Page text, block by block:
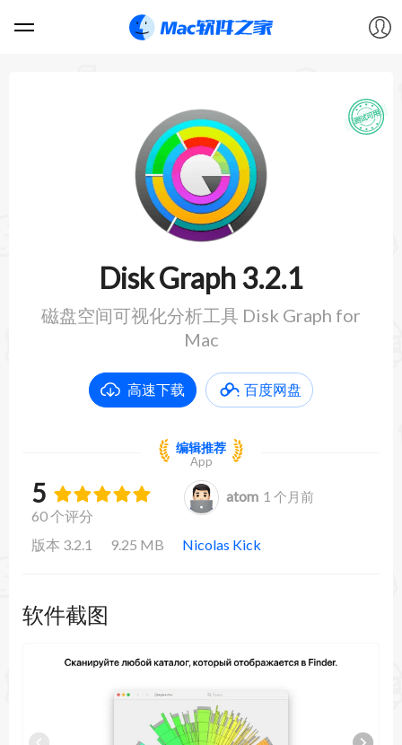
Disk Graph 3.2.1
磁盘空间可视化分析工具 Disk Graph for
Mac
高速下载 百度网盘
编辑推荐
App
5
60 个评分
atom 1 个月前
版本 3.2.1 9.25 MB Nicolas Kick
软件截图